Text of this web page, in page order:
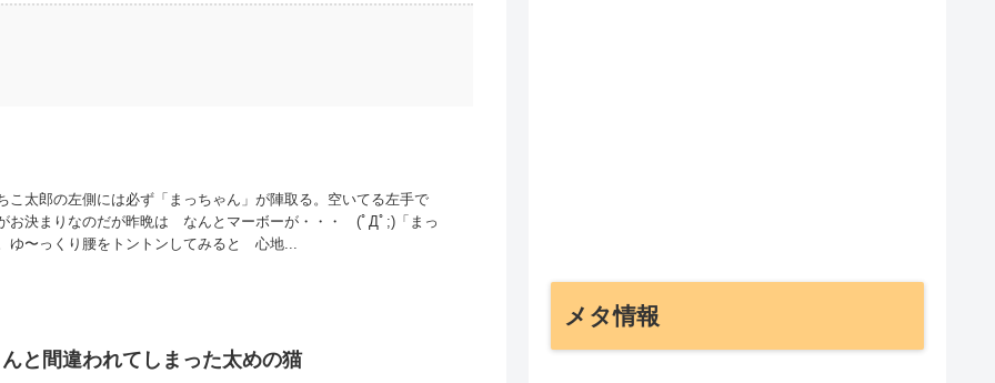
太郎の左側には必ず「まっちゃん」が陣取る。空いてる左手で
お決まりなのだが昨晩は なんとマーボーが・・・ (ﾟДﾟ;)「まっ
ゆ〜っくり腰をトントンしてみると 心地...
と間違われてしまった太めの猫
メタ情報